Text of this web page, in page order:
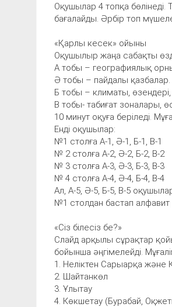
Оқушылар 4 топқа
бағалайды. Әрбір топ
«Қарлы кесек» ойыны
Оқушылыр жаңа сабақты
А тобы – географиялық
Ә тобы – пайдалы қазбалар.
Б тобы – климаты, өзендері,
В тобы- табиғат зоналары,
10 минут оқуға беріледі.
Енді оқушылар:
№1 столға А-1, Ә-1, Б-1, В-1
№ 2 столға А-2, Ә-2, Б-2, В-2
№ 3 столға А-3, Ә-3, Б-3, В-3
№ 4 столға А-4, Ә-4, Б-4, В-4
Ал, А-5, Ә-5, Б-5, В-5
№1 столдан бастап алфавит
«Сіз білесіз бе?»
Слайд арқылы сұрақтар
бойынша әңгімелейді.
1. Неліктен Сарыарқа
2. Шайтанкөл
3. Ұлытау
4. Көкшетау (Бурабай,